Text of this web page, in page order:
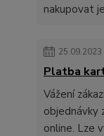
nakupovat
25.09.2023
Platba
Vážení
objednávky
online. Lze